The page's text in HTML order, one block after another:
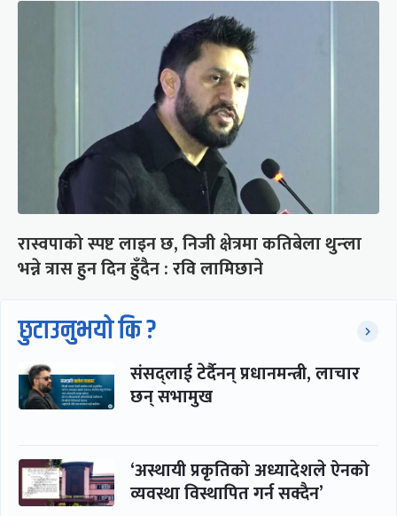
रास्वपाको स्पष्ट लाइन छ, निजी क्षेत्रमा कतिबेला थुन्ला
भन्ने त्रास हुन दिन हुँदैन : रवि लामिछाने
छुटाउनुभयो कि ?
संसद्लाई टेर्दैनन् प्रधानमन्त्री, लाचार
छन् सभामुख
‘अस्थायी प्रकृतिको अध्यादेशले ऐनको
व्यवस्था विस्थापित गर्न सक्दैन’